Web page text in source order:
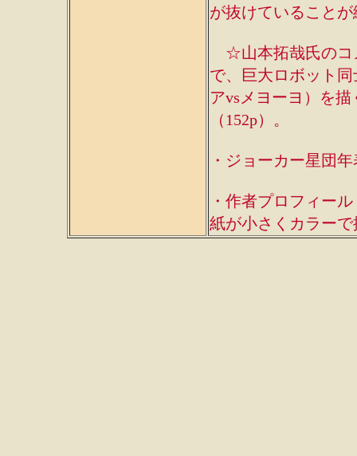
が抜けていること
☆山本拓哉氏のコ
で、巨大ロボット
アvsメヨーヨ）を
（152p）。
・ジョーカー星団年
・作者プロフィー
紙が小さくカラーで